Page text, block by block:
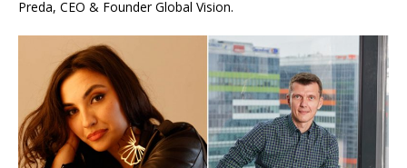
Preda, CEO & Founder Global Vision.